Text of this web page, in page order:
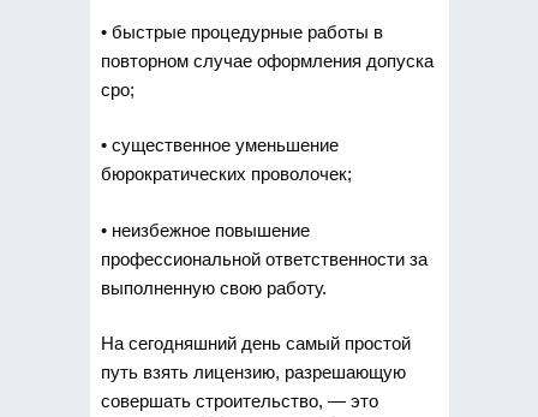
• быстрые процедурные работы в
повторном случае оформления допуска
сро;
• существенное уменьшение
бюрократических проволочек;
• неизбежное повышение
профессиональной ответственности за
выполненную свою работу.
На сегодняшний день самый простой
путь взять лицензию, разрешающую
совершать строительство, — это